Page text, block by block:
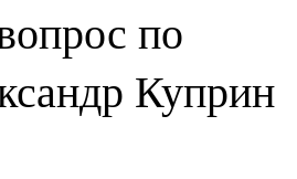
по
Куприн